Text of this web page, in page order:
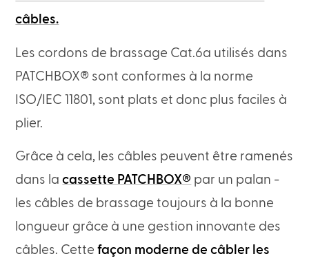
câbles.
Les cordons de brassage Cat.6a utilisés dans
PATCHBOX® sont conformes à la norme
ISO/IEC 11801, sont plats et donc plus faciles à
plier.
Grâce à cela, les câbles peuvent être ramenés
dans lacassette PATCHBOX® par un palan -
les câbles de brassage toujours à la bonne
longueur grâce à une gestion innovante des
câbles. Cettefaçon moderne de câbler les